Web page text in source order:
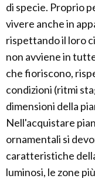
di specie. Proprio
vivere anche in
rispettando il loro
non avviene in
che fioriscono,
condizioni (ritmi
dimensioni della
Nell'acquistare
ornamentali si
caratteristiche
luminosi, le zone